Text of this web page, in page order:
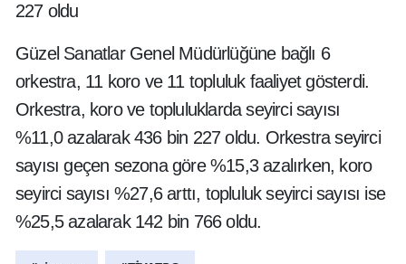
227 oldu
Güzel Sanatlar Genel Müdürlüğüne bağlı 6
orkestra, 11 koro ve 11 topluluk faaliyet gösterdi.
Orkestra, koro ve topluluklarda seyirci sayısı
%11,0 azalarak 436 bin 227 oldu. Orkestra seyirci
sayısı geçen sezona göre %15,3 azalırken, koro
seyirci sayısı %27,6 arttı, topluluk seyirci sayısı ise
%25,5 azalarak 142 bin 766 oldu.